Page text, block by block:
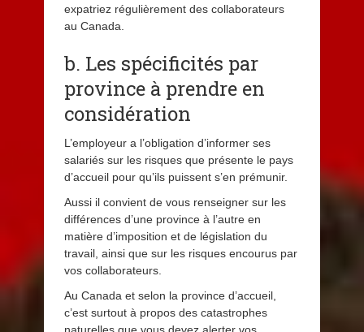
expatriez régulièrement des collaborateurs
au Canada.
b. Les spécificités par
province à prendre en
considération
L’employeur a l’obligation d’informer ses
salariés sur les risques que présente le pays
d’accueil pour qu’ils puissent s’en prémunir.
Aussi il convient de vous renseigner sur les
différences d’une province à l’autre en
matière d’imposition et de législation du
travail, ainsi que sur les risques encourus par
vos collaborateurs.
Au Canada et selon la province d’accueil,
c’est surtout à propos des catastrophes
naturelles que vous devez alerter vos